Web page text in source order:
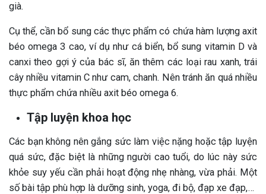
già.
Cụ thể, cần bổ sung các thực phẩm có chứa hàm lượng axit
béo omega 3 cao, ví dụ như cá biển, bổ sung vitamin D và
canxi theo gợi ý của bác sĩ, ăn thêm các loại rau xanh, trái
cây nhiều vitamin C như cam, chanh. Nên tránh ăn quá nhiều
thực phẩm chứa nhiều axit béo omega 6.
Tập luyện khoa học
Các bạn không nên gắng sức làm việc nặng hoặc tập luyện
quá sức, đặc biệt là những người cao tuổi, do lúc này sức
khỏe suy yếu cần phải hoạt động nhẹ nhàng, vừa phải. Một
số bài tập phù hợp là dưỡng sinh, yoga, đi bộ, đạp xe đạp,…